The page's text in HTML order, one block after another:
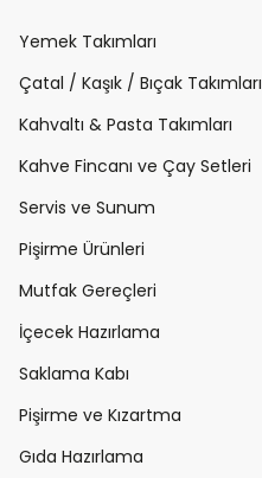
Yemek Takımları
Çatal / Kaşık / Bıçak Takımları
Kahvaltı & Pasta Takımları
Kahve Fincanı ve Çay Setleri
Servis ve Sunum
Pişirme Ürünleri
Mutfak Gereçleri
İçecek Hazırlama
Saklama Kabı
Pişirme ve Kızartma
Gıda Hazırlama